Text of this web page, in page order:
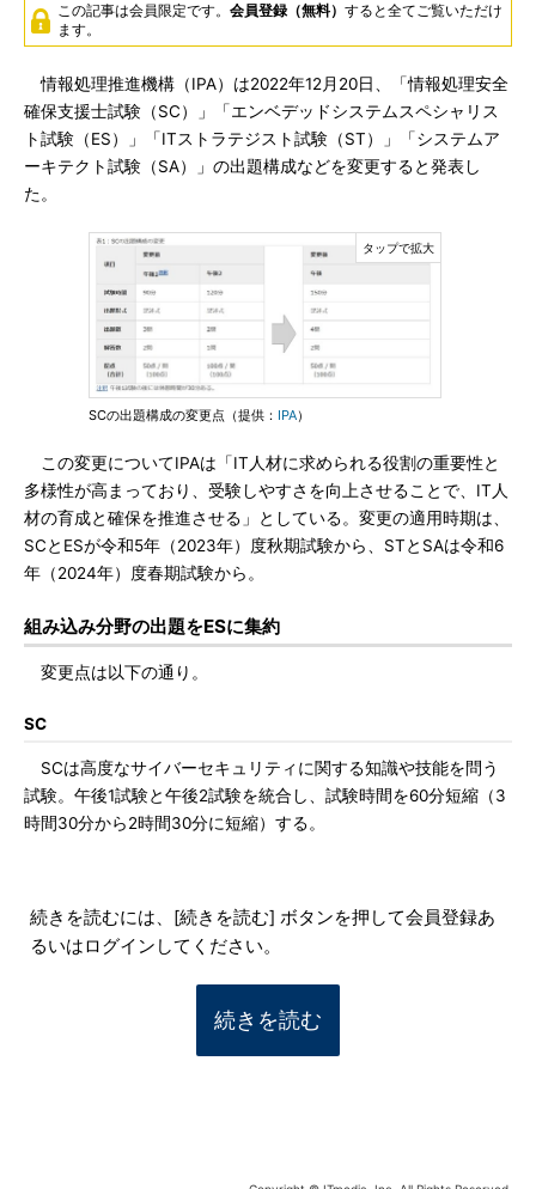
この記事は会員限定です。 会員登録（無料） すると全てご覧いただけ
ます。
情報処理推進機構（IPA）は2022年12月20日、「情報処理安全
確保支援士試験（SC）」「エンベデッドシステムスペシャリス
ト試験（ES）」「ITストラテジスト試験（ST）」「システムア
ーキテクト試験（SA）」の出題構成などを変更すると発表し
た。
SCの出題構成の変更点（提供： IPA）
この変更についてIPAは「IT人材に求められる役割の重要性と
多様性が高まっており、受験しやすさを向上させることで、IT人
材の育成と確保を推進させる」としている。変更の適用時期は、
SCとESが令和5年（2023年）度秋期試験から、STとSAは令和6
年（2024年）度春期試験から。
組み込み分野の出題をESに集約
変更点は以下の通り。
SC
SCは高度なサイバーセキュリティに関する知識や技能を問う
試験。午後1試験と午後2試験を統合し、試験時間を60分短縮（3
時間30分から2時間30分に短縮）する。
続きを読むには、[続きを読む] ボタンを押して会員登録あ
るいはログインしてください。
続きを読む